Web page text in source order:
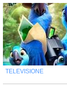
TELEVISIONE